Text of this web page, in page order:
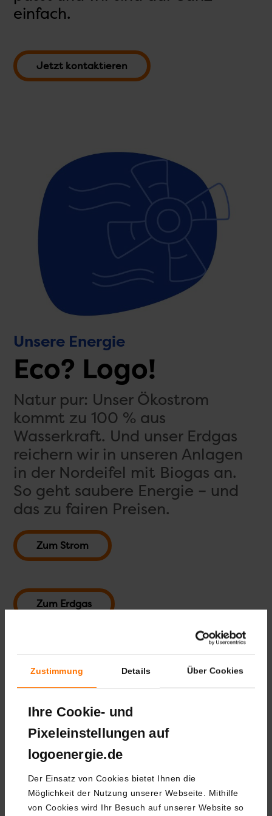
Zustimmung Details Über Cookies
Ihre Cookie- und
Pixeleinstellungen auf
logoenergie.de
Der Einsatz von Cookies bietet Ihnen die
Möglichkeit der Nutzung unserer Webseite. Mithilfe
von Cookies wird Ihr Besuch auf unserer Website so
einfach.
Jetzt kontaktieren
Unsere Energie
Eco? Logo!
Natur pur: Unser Ökostrom
kommt zu 100 % aus
Wasserkraft. Und unser Erdgas
reichern wir in unseren Anlagen
in der Nordeifel mit Biogas an.
So geht saubere Energie – und
das zu fairen Preisen.
Zum Strom
Zum Erdgas
ausgezeichnet